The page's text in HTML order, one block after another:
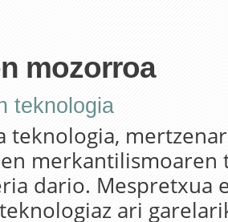
mozorroa
teknologia
teknologia,
merkantilismoaren
dario. Mespretxua
ari